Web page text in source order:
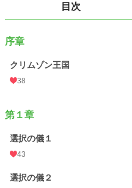
1,139 pt (22,395 位)
目次
序章
クリムゾン王国
38
第１章
選択の儀１
43
選択の儀２